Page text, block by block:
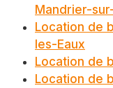
Mandrier-
Location de
les-Eaux
Location de
Location de